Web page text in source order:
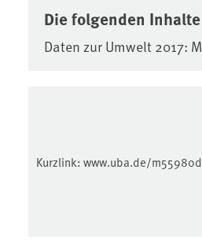
Die folgenden
Daten zur Umwelt 2017:
Kurzlink: www.uba.de/